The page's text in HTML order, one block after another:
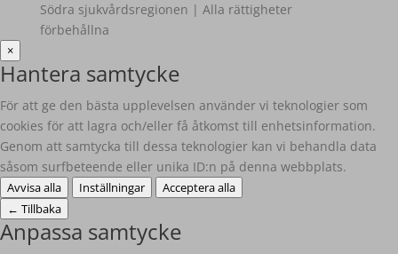
Södra sjukvårdsregionen | Alla rättigheter
förbehållna
×
Hantera samtycke
För att ge den bästa upplevelsen använder vi teknologier som
cookies för att lagra och/eller få åtkomst till enhetsinformation.
Genom att samtycka till dessa teknologier kan vi behandla data
såsom surfbeteende eller unika ID:n på denna webbplats.
Avvisa alla Inställningar
Acceptera alla
← Tillbaka
Anpassa samtycke